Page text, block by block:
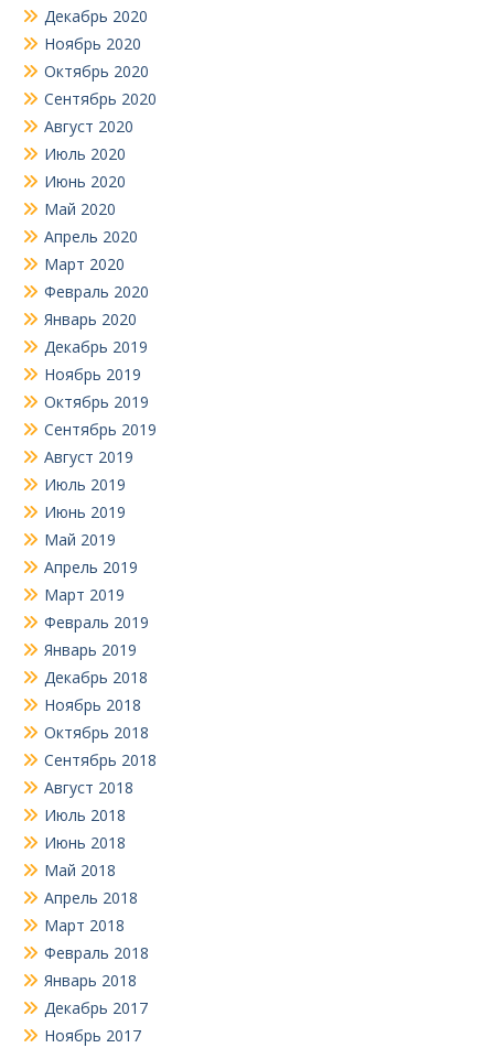
Декабрь 2020
Ноябрь 2020
Октябрь 2020
Сентябрь 2020
Август 2020
Июль 2020
Июнь 2020
Май 2020
Апрель 2020
Март 2020
Февраль 2020
Январь 2020
Декабрь 2019
Ноябрь 2019
Октябрь 2019
Сентябрь 2019
Август 2019
Июль 2019
Июнь 2019
Май 2019
Апрель 2019
Март 2019
Февраль 2019
Январь 2019
Декабрь 2018
Ноябрь 2018
Октябрь 2018
Сентябрь 2018
Август 2018
Июль 2018
Июнь 2018
Май 2018
Апрель 2018
Март 2018
Февраль 2018
Январь 2018
Декабрь 2017
Ноябрь 2017